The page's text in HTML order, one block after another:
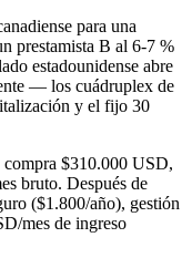
para una
prestamista B al 6-7 %
estadounidense abre
— los cuádruplex de
y el fijo 30
compra $310.000 USD,
bruto. Después de
($1.800/año), gestión
mes de ingreso